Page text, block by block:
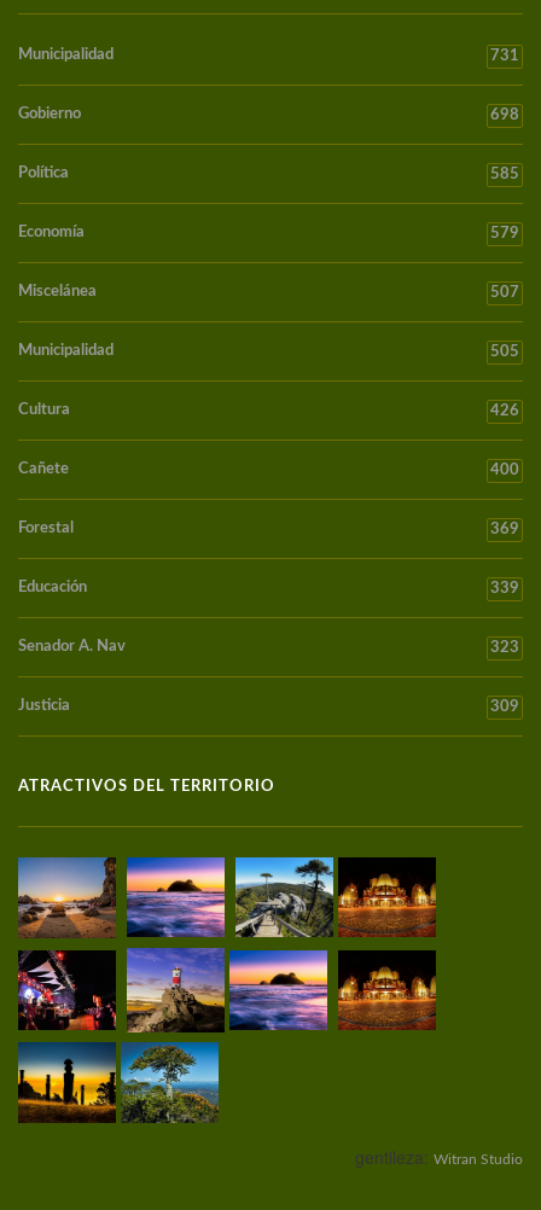
Municipalidad 731
Gobierno 698
Política 585
Economía 579
Miscelánea 507
Municipalidad 505
Cultura 426
Cañete 400
Forestal 369
Educación 339
Senador A. Nav 323
Justicia 309
ATRACTIVOS DEL TERRITORIO
gentileza: Witran Studio